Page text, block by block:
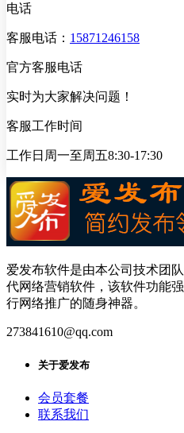
电话
客服电话： 15871246158
官方客服电话
实时为大家解决问题！
客服工作时间
工作日周一至周五8:30-17:30
爱发布软件是由本公司技术团
代网络营销软件，该软件功能
行网络推广的随身神器。
273841610@qq.com
关于爱发布
会员套餐
联系我们